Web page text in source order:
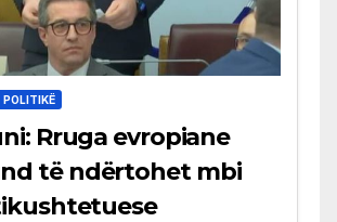
POLITIKË
Rruga evropiane
të ndërtohet mbi